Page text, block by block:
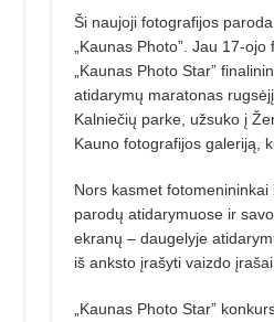
Ši naujoji fotografijos
„Kaunas Photo”. Jau 17-
„Kaunas Photo Star”
atidarymų maratonas
Kalniečių parke, užsuko į
Kauno fotografijos galeriją,
Nors kasmet fotomenininkai
parodų atidarymuose ir
ekranų – daugelyje
iš anksto įrašyti vaizdo
„Kaunas Photo Star”